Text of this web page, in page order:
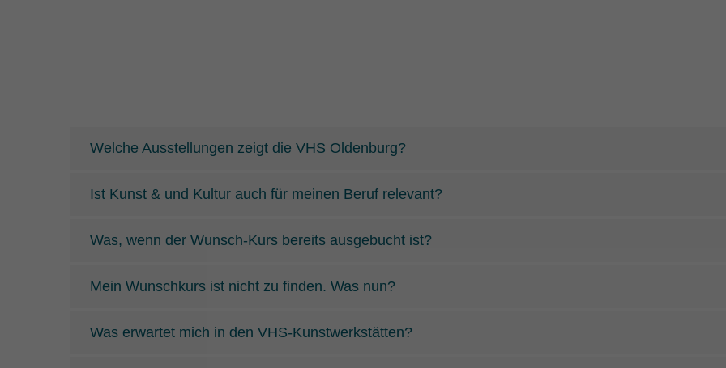
Welche Ausstellungen zeigt die VHS Oldenburg?
Ist Kunst & und Kultur auch für meinen Beruf relevant?
Was, wenn der Wunsch-Kurs bereits ausgebucht ist?
Mein Wunschkurs ist nicht zu finden. Was nun?
Was erwartet mich in den VHS-Kunstwerkstätten?